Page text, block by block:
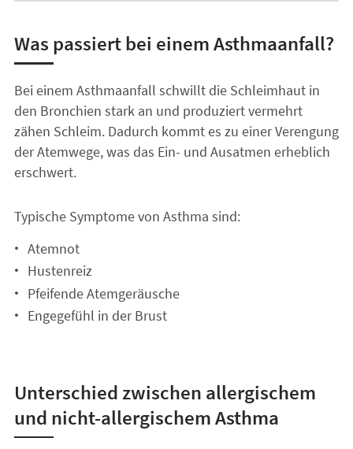
Was passiert bei einem Asthmaanfall?
Bei einem Asthmaanfall schwillt die Schleimhaut in
den Bronchien stark an und produziert vermehrt
zähen Schleim. Dadurch kommt es zu einer Verengung
der Atemwege, was das Ein- und Ausatmen erheblich
erschwert.
Typische Symptome von Asthma sind:
Atemnot
Hustenreiz
Pfeifende Atemgeräusche
Engegefühl in der Brust
Unterschied zwischen allergischem
und nicht-allergischem Asthma